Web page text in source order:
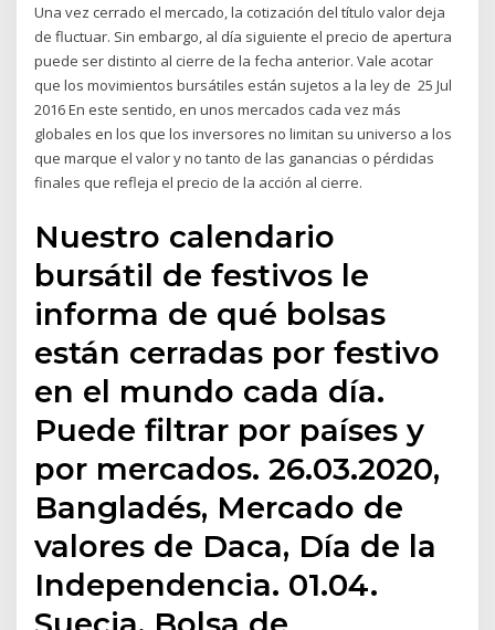
Una vez cerrado el mercado, la cotización del título valor deja
de fluctuar. Sin embargo, al día siguiente el precio de apertura
puede ser distinto al cierre de la fecha anterior. Vale acotar
que los movimientos bursátiles están sujetos a la ley de 25 Jul
2016 En este sentido, en unos mercados cada vez más
globales en los que los inversores no limitan su universo a los
que marque el valor y no tanto de las ganancias o pérdidas
finales que refleja el precio de la acción al cierre.
Nuestro calendario
bursátil de festivos le
informa de qué bolsas
están cerradas por festivo
en el mundo cada día.
Puede filtrar por países y
por mercados. 26.03.2020,
Bangladés, Mercado de
valores de Daca, Día de la
Independencia. 01.04.